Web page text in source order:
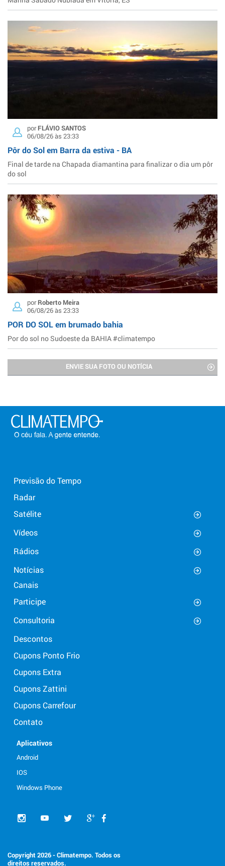
porFLÁVIO SANTOS
06/08/26 às 23:33
Pôr do Sol em Barra da estiva - BA
Final de tarde na Chapada diamantina para finalizar o dia um pôr
do sol
porRoberto Meira
06/08/26 às 23:33
POR DO SOL em brumado bahia
Por do sol no Sudoeste da BAHIA #climatempo
ENVIE SUA FOTO OU NOTÍCIA
Previsão do Tempo
Radar
Satélite
Vídeos
Rádios
Notícias
Canais
Participe
Consultoria
Descontos
Cupons Ponto Frio
Cupons Extra
Cupons Zattini
Cupons Carrefour
Contato
Aplicativos
Android
IOS
Windows Phone
Copyright 2026 - Climatempo. Todos os
direitos reservados.